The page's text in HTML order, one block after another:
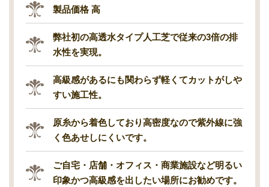
製品価格 高
弊社初の高透水タイプ人工芝で従来の3倍の排
水性を実現。
高級感があるにも関わらず軽くてカットがしや
すい施工性。
原糸から着色しており高密度なので紫外線に強
く色あせしにくいです。
ご自宅・店舗・オフィス・商業施設など明るい
印象かつ高級感を出したい場所にお勧めです。